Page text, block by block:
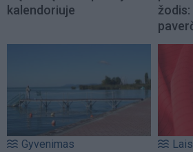
kalendoriuje
Gyvenimas